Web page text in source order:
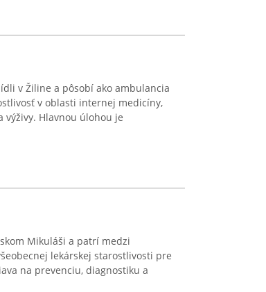
v Žiline a pôsobí ako ambulancia
v oblasti internej medicíny,
Hlavnou úlohou je
Mikuláši a patrí medzi
lekárskej starostlivosti pre
na prevenciu, diagnostiku a